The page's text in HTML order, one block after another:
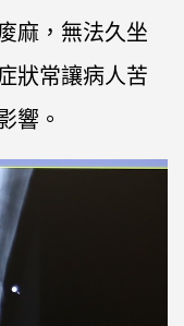
麻，無法久坐
狀常讓病人苦
響。